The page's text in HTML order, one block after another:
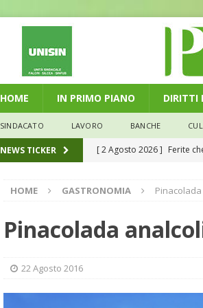
HOME IN PRIMO PIANO DIRITTI
SINDACATO LAVORO BANCHE
NEWS TICKER [ 2 Agosto 2026 ] Ferite
[ 29 Luglio 2026 ] Marche:
la media nazionale
HOME GASTRONOMIA
Pinacolada
22 Agosto 2016